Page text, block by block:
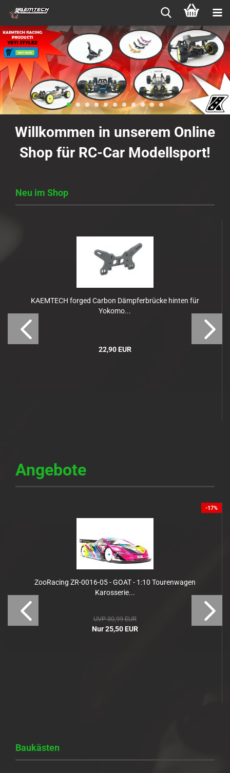
Willkommen in unserem Online
Shop für RC-Car Modellsport!
Neu im Shop
KAEMTECH forged Carbon Dämpferbrücke hinten für
Yokomo...
22,90 EUR
Angebote
-17%
ZooRacing ZR-0016-05 - GOAT - 1:10 Tourenwagen
Karosserie...
UVP 30,99 EUR
Nur 25,50 EUR
Baukästen